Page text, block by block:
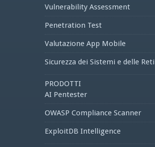
Vulnerability Assessment
Penetration Test
Valutazione App Mobile
Sicurezza dei Sistemi e delle Reti
PRODOTTI
AI Pentester
OWASP Compliance Scanner
ExploitDB Intelligence